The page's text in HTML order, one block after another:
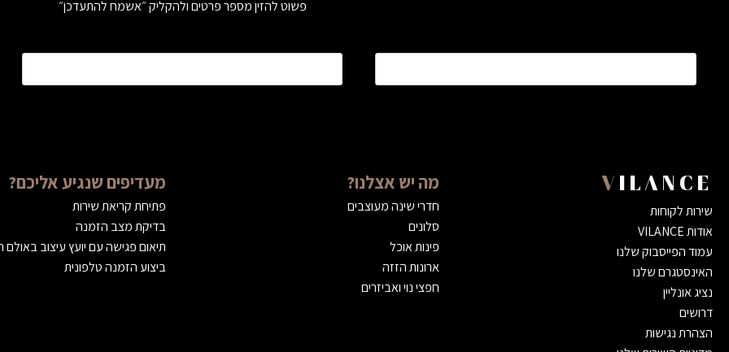
פשוט להזין מספר פרטים ולהקליק ״אשמח להתעדכן״
VILANCE
שירות לקוחות
אודות VILANCE
עמוד הפייסבוק שלנו
האינסטגרם שלנו
נציג אונליין
דרושים
הצהרת נגישות
מה יש אצלנו?
חדרי שינה מעוצבים
סלונים
פינות אוכל
ארונות הזזה
חפצי נוי ואביזרים
מעדיפים שנגיע אליכם?
פתיחת קריאת שירות
בדיקת מצב הזמנה
תיאום פגישה עם יועץ עיצוב באולם
ביצוע הזמנה טלפונית